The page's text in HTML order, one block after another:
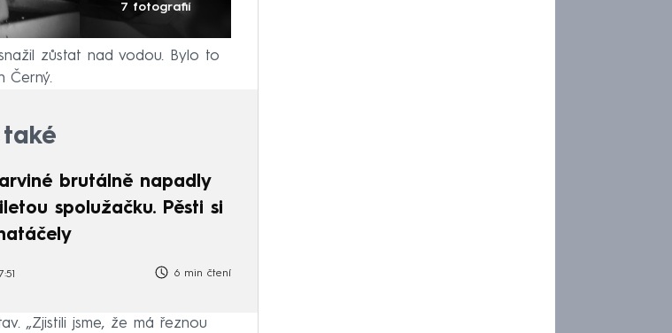
7 fotografií
zůstat nad vodou. Bylo to
Černý.
brutálně napadly
spolužačku. Pěsti si
6 min čtení
„Zjistili jsme, že má řeznou